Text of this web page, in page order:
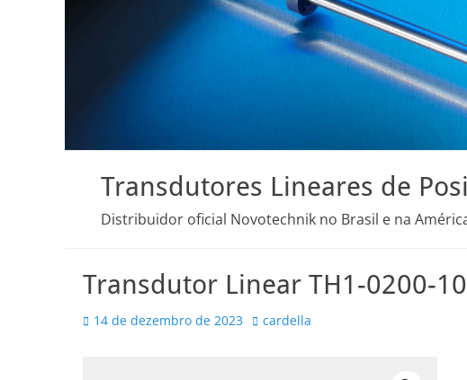
Transdutores Lineares de
Distribuidor oficial Novotechnik no Brasil e na
Transdutor Linear TH1-0200-
Posted
14 de dezembro de 2023 Autor
cardella